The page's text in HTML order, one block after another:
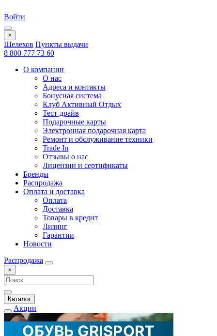
Войти
×
Шелехов Пункты выдачи
8 800 777 73 60
О компании
О нас
Адреса и контакты
Бонусная система
Клуб Активный Отдых
Тест-драйв
Подарочные карты
Электронная подарочная карта
Ремонт и обслуживание техники
Trade In
Отзывы о нас
Лицензии и сертификаты
Бренды
Распродажа
Оплата и доставка
Оплата
Доставка
Товары в кредит
Лизинг
Гарантии
Новости
Распродажа
×
Каталог
Акции